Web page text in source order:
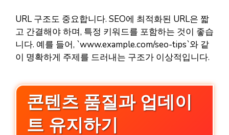
URL 구조도 중요합니다. SEO에 최적화된 URL은 짧
고 간결해야 하며, 특정 키워드를 포함하는 것이 좋습
니다. 예를 들어, `www.example.com/seo-tips`와 같
이 명확하게 주제를 드러내는 구조가 이상적입니다.
콘텐츠 품질과 업데이
트 유지하기